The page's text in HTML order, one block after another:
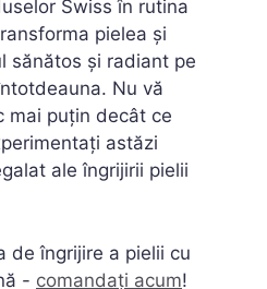
Swiss în rutina
pielea și
sănătos și radiant pe
Nu vă
mai puțin decât ce
astăzi
ale îngrijirii pielii
de îngrijire a pielii cu
- comandați acum!